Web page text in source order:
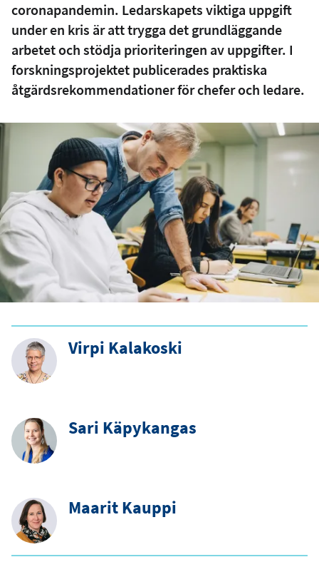
coronapandemin. Ledarskapets viktiga uppgift
under en kris är att trygga det grundläggande
arbetet och stödja prioriteringen av uppgifter. I
forskningsprojektet publicerades praktiska
åtgärdsrekommendationer för chefer och ledare.
Virpi Kalakoski
Sari Käpykangas
Maarit Kauppi